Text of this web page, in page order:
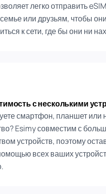
легко отправить
или друзьям, чтобы
к сети, где бы они ни
с несколькими
смартфон, планшет или
Esimy совместим с
устройств, поэтому
всех ваших